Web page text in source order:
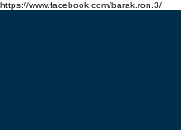
https://www.facebook.com/barak.ron.3/